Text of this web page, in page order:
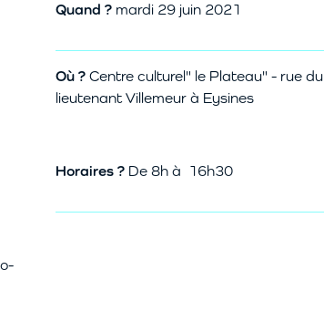
Quand ? mardi 29 juin 2021
Où ? Centre culturel" le Plateau" - rue du
lieutenant Villemeur à Eysines
Horaires ? De 8h à 16h30